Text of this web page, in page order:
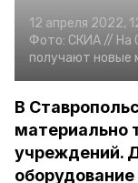
12 апреля 2022,
Фото: СКИА // На
получают новые
В
материально
учреждений.